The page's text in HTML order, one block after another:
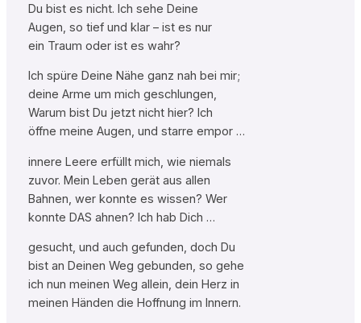
Du bist es nicht. Ich sehe Deine
Augen, so tief und klar – ist es nur
ein Traum oder ist es wahr?
Ich spüre Deine Nähe ganz nah bei mir;
deine Arme um mich geschlungen,
Warum bist Du jetzt nicht hier? Ich
öffne meine Augen, und starre empor …
innere Leere erfüllt mich, wie niemals
zuvor. Mein Leben gerät aus allen
Bahnen, wer konnte es wissen? Wer
konnte DAS ahnen? Ich hab Dich …
gesucht, und auch gefunden, doch Du
bist an Deinen Weg gebunden, so gehe
ich nun meinen Weg allein, dein Herz in
meinen Händen die Hoffnung im Innern.